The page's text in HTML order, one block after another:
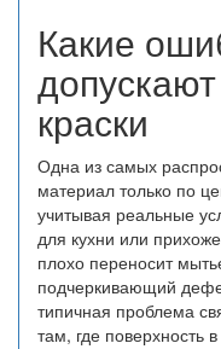
Какие
краски
Одна из самых
материал только по
учитывая реальные
для кухни или
плохо переносит
подчеркивающий
типичная проблема
там, где поверхность